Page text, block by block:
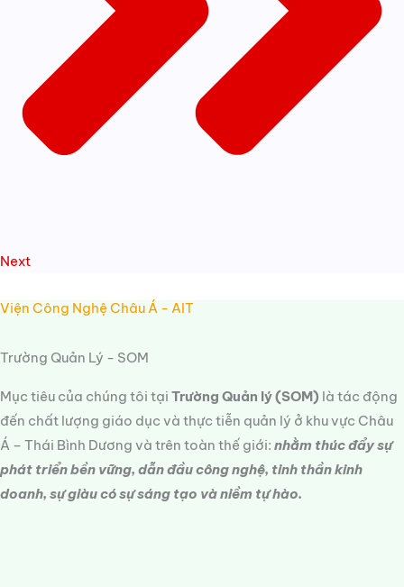
Next
Viện Công Nghệ Châu Á - AIT
Trường Quản Lý - SOM
Mục tiêu của chúng tôi tại Trường Quản lý (SOM) là tác động
đến chất lượng giáo dục và thực tiễn quản lý ở khu vực Châu
Á – Thái Bình Dương và trên toàn thế giới: nhằm thúc đẩy sự
phát triển bền vững, dẫn đầu công nghệ, tinh thần kinh
doanh, sự giàu có sự sáng tạo và niềm tự hào.